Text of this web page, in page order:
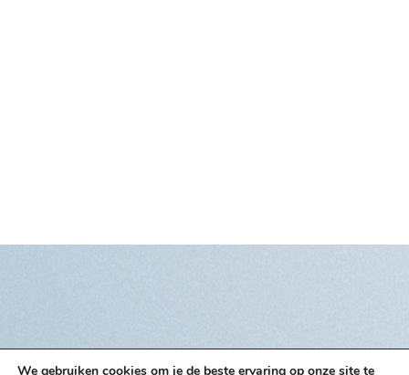
We gebruiken cookies om je de beste ervaring op onze site te